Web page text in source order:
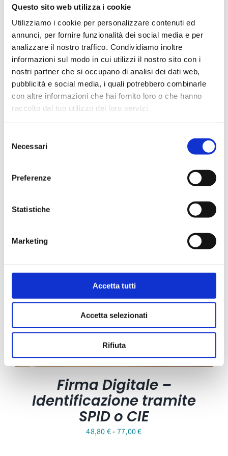
Questo sito web utilizza i cookie
Utilizziamo i cookie per personalizzare contenuti ed
annunci, per fornire funzionalità dei social media e per
analizzare il nostro traffico. Condividiamo inoltre
informazioni sul modo in cui utilizzi il nostro sito con i
nostri partner che si occupano di analisi dei dati web,
pubblicità e social media, i quali potrebbero combinarle
con altre informazioni che hai fornito loro o che hanno
raccolto dal tuo utilizzo dei loro servizi.
delNecessari
Preferenze
Statistiche
Marketing
Accetta tutti
Accetta selezionati
Rifiuta
Lettore Smart Card USB
Firma Digitale –
Identificazione tramite
SPID o CIE
48,80€-77,00€Fascia